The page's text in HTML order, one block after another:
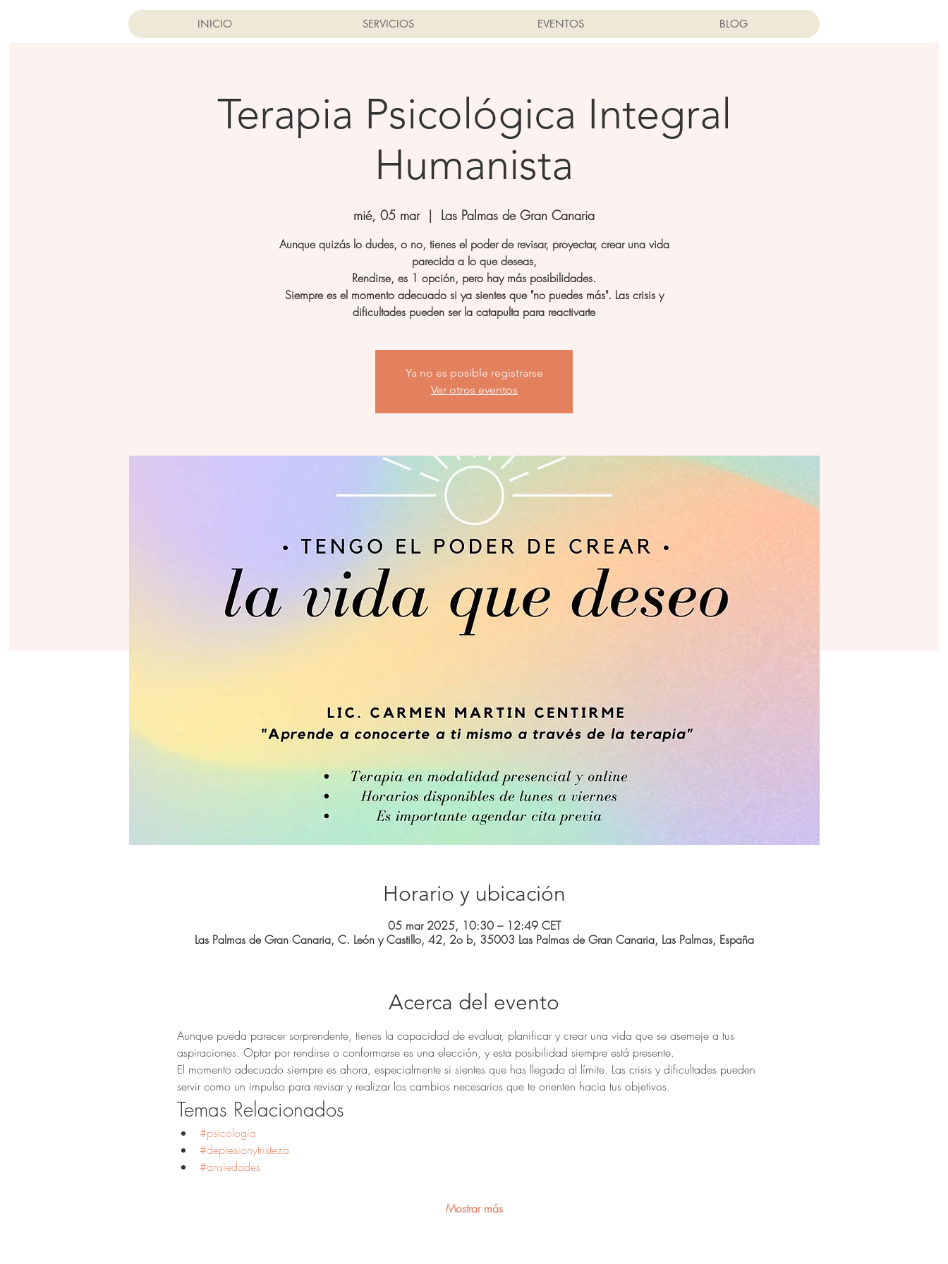
INICIO SERVICIOS EVENTOS BLOG
Terapia Psicológica Integral
Humanista
mié, 05 mar
  |
Las Palmas de Gran Canaria
Aunque quizás lo dudes, o no, tienes el poder de revisar, proyectar, crear una vida
parecida a lo que deseas,
Rendirse, es 1 opción, pero hay más posibilidades.
Siempre es el momento adecuado si ya sientes que "no puedes más". Las crisis y
dificultades pueden ser la catapulta para reactivarte
Ya no es posible registrarse
Ver otros eventos
Horario y ubicación
05 mar 2025, 10:30 – 12:49 CET
Las Palmas de Gran Canaria, C. León y Castillo, 42, 2o b, 35003 Las Palmas de Gran Canaria, Las Palmas, España
Acerca del evento
Aunque pueda parecer sorprendente, tienes la capacidad de evaluar, planificar y crear una vida que se asemeje a tus
aspiraciones. Optar por rendirse o conformarse es una elección, y esta posibilidad siempre está presente.
El momento adecuado siempre es ahora, especialmente si sientes que has llegado al límite. Las crisis y dificultades pueden
servir como un impulso para revisar y realizar los cambios necesarios que te orienten hacia tus objetivos.
Temas Relacionados
#psicologia
#depresionytristeza
#ansiedades
Mostrar más